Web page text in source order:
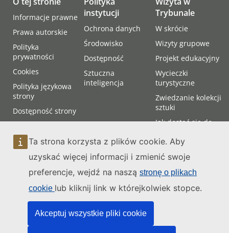
Ta strona korzysta z plików cookie. Aby
uzyskać więcej informacji i zmienić swoje
preferencje, wejdź na naszą stronę o plikach
cookie lub kliknij link w którejkolwiek stopce.
Akceptuj wszystkie pliki cookie
Informacje prawne
Prawa autorskie
Polityka
prywatności
Cookies
Polityka językowa
strony
Dostępność strony
instytucji
Ochrona danych
Środowisko
Dostępność
Sztuczna
inteligencja
Trybunale
W skrócie
Wizyty grupowe
Projekt edukacyjny
Wycieczki
turystyczne
Zwiedzanie kolekcji
sztuki
Jak dostać się do
Obecność na
rozprawie
Kontakt